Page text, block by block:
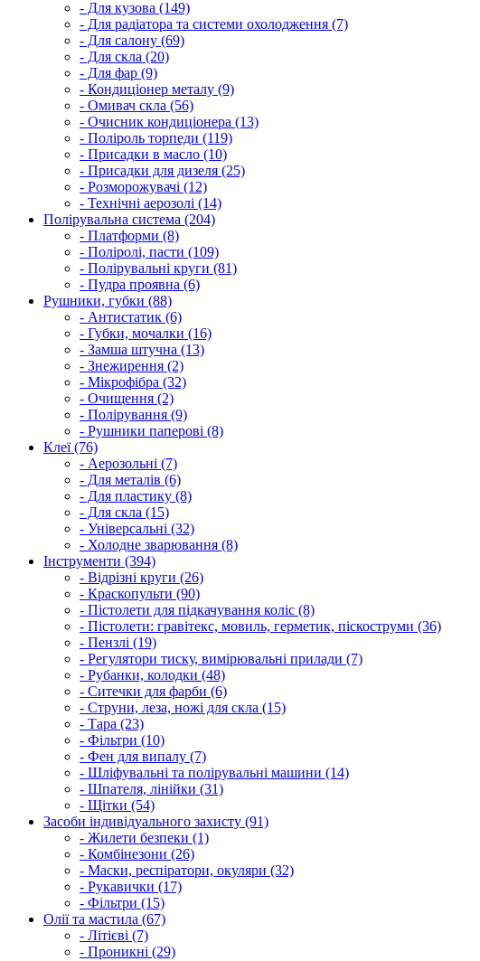
- Для кузова (149)
- Для радіатора та системи охолодження (7)
- Для салону (69)
- Для скла (20)
- Для фар (9)
- Кондиціонер металу (9)
- Омивач скла (56)
- Очисник кондиціонера (13)
- Поліроль торпеди (119)
- Присадки в масло (10)
- Присадки для дизеля (25)
- Розморожувачі (12)
- Технічні аерозолі (14)
Полірувальна система (204)
- Платформи (8)
- Поліролі, пасти (109)
- Полірувальні круги (81)
- Пудра проявна (6)
Рушники, губки (88)
- Антистатик (6)
- Губки, мочалки (16)
- Замша штучна (13)
- Знежирення (2)
- Мікрофібра (32)
- Очищення (2)
- Полірування (9)
- Рушники паперові (8)
Клеї (76)
- Аерозольні (7)
- Для металів (6)
- Для пластику (8)
- Для скла (15)
- Універсальні (32)
- Холодне зварювання (8)
Інструменти (394)
- Відрізні круги (26)
- Краскопульти (90)
- Пістолети для підкачування коліс (8)
- Пістолети: гравітекс, мовиль, герметик, піскоструми (36)
- Пензлі (19)
- Регулятори тиску, вимірювальні прилади (7)
- Рубанки, колодки (48)
- Ситечки для фарби (6)
- Струни, леза, ножі для скла (15)
- Тара (23)
- Фільтри (10)
- Фен для випалу (7)
- Шліфувальні та полірувальні машини (14)
- Шпателя, лінійки (31)
- Щітки (54)
Засоби індивідуального захисту (91)
- Жилети безпеки (1)
- Комбінезони (26)
- Маски, респіратори, окуляри (32)
- Рукавички (17)
- Фільтри (15)
Олії та мастила (67)
- Літієві (7)
- Проникні (29)